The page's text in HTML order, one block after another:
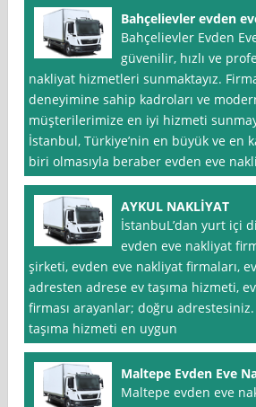
Bahçelievler evden
Bahçelievler Evden
güvenilir, hızlı ve
nakliyat hizmetleri sunmaktayız.
deneyimine sahip kadroları ve
müşterilerimize en iyi hizmeti
İstanbul, Türkiye’nin en büyük ve en
biri olmasıyla beraber evden eve
AYKUL NAKLİYAT
İstanbuL’dan yurt içi
evden eve nakliyat
şirketi, evden eve nakliyat firmaları,
adresten adrese ev taşıma hizmeti,
firması arayanlar; doğru
taşıma hizmeti en uygun
Maltepe Evden Eve
Maltepe evden eve